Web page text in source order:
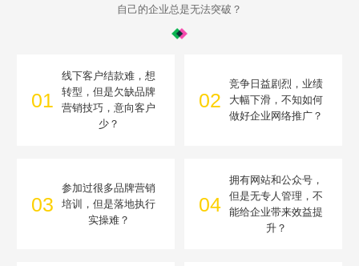
自己的企业总是无法突破？
01
线下客户结款难，想
转型，但是欠缺品牌
营销技巧，意向客户
少？
02
竞争日益剧烈，业绩
大幅下滑，不知如何
做好企业网络推广？
03
参加过很多品牌营销
培训，但是落地执行
实操难？
04
拥有网站和公众号，
但是无专人管理，不
能给企业带来效益提
升？